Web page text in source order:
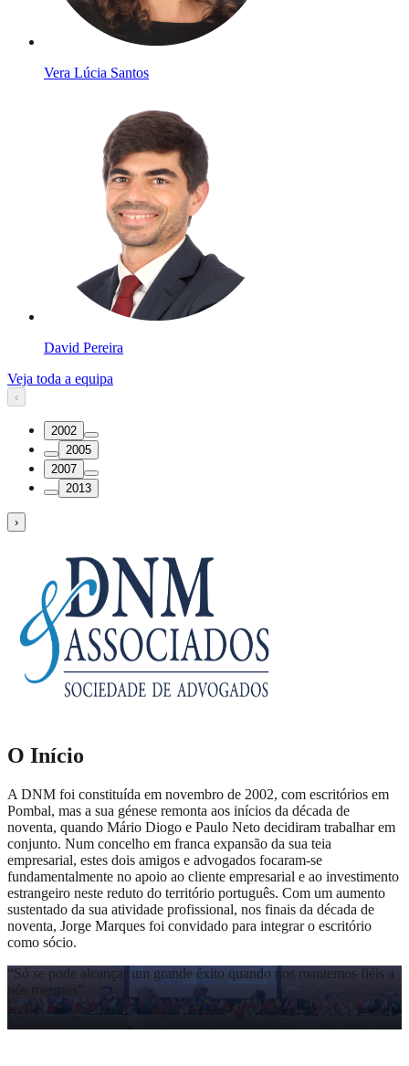
Vera Lúcia Santos
David Pereira
Veja toda a equipa
‹
2002
2005
2007
2013
›
O Início
A DNM foi constituída em novembro de 2002, com escritórios em
Pombal, mas a sua génese remonta aos inícios da década de
noventa, quando Mário Diogo e Paulo Neto decidiram trabalhar em
conjunto. Num concelho em franca expansão da sua teia
empresarial, estes dois amigos e advogados focaram-se
fundamentalmente no apoio ao cliente empresarial e ao investimento
estrangeiro neste reduto do território português. Com um aumento
sustentado da sua atividade profissional, nos finais da década de
noventa, Jorge Marques foi convidado para integrar o escritório
como sócio.
“Só se pode alcançar um grande êxito quando nos mantemos fiéis a
nós mesmos”